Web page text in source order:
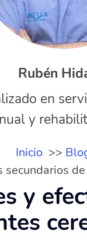
Rubén
en
y
Inicio
y